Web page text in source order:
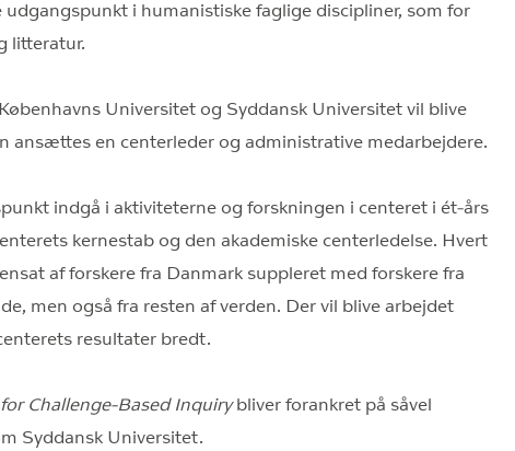
udgangspunkt i humanistiske faglige discipliner, som for
litteratur.
Universitet og Syddansk Universitet vil blive
ansættes en centerleder og administrative medarbejdere.
indgå i aktiviteterne og forskningen i centeret i ét-års
kernestab og den akademiske centerledelse. Hvert
af forskere fra Danmark suppleret med forskere fra
men også fra resten af verden. Der vil blive arbejdet
resultater bredt.
Challenge-Based Inquirybliver forankret på såvel
Syddansk Universitet.